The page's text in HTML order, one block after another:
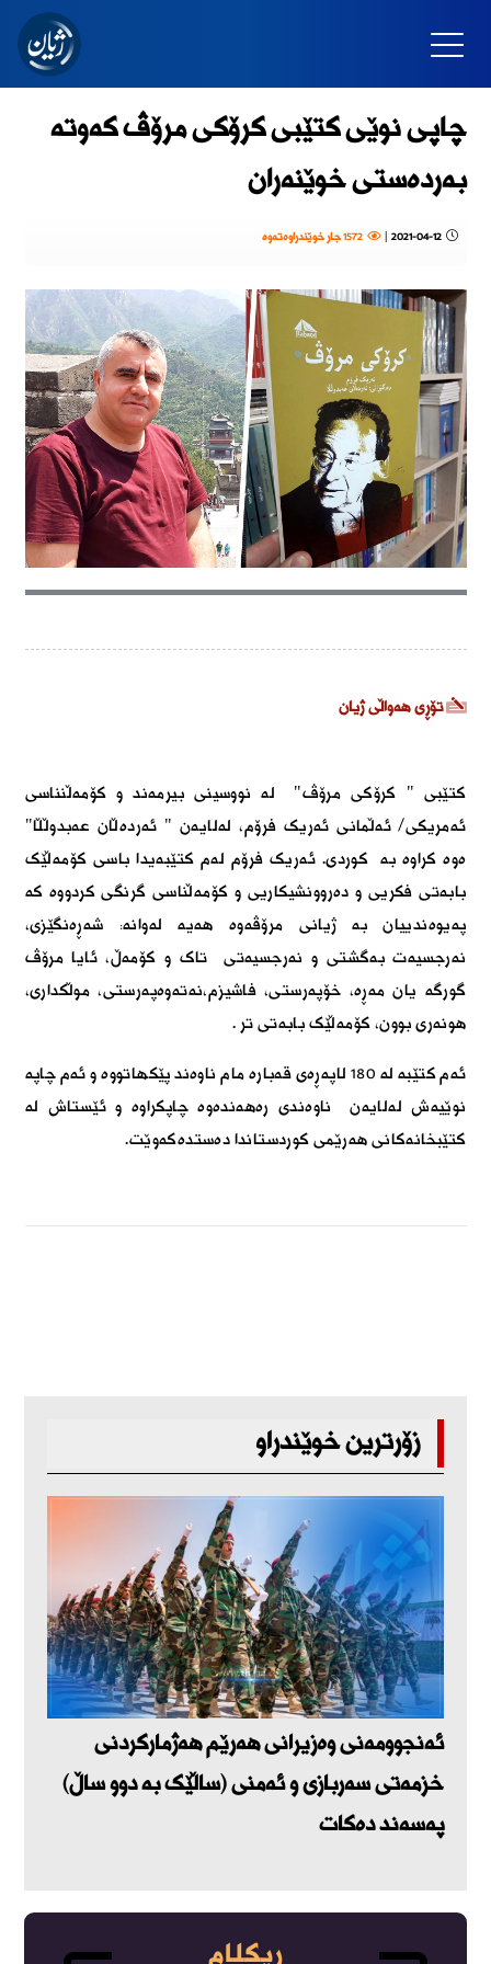
چاپی نوێی کتێبی کرۆکی مرۆڤ کەوتە
بەردەستی خوێنەران
2021-04-12
| 1572 جار خوێندراوەتەوە
تۆڕی هەواڵی ژیان
کتێبی " کرۆکی مرۆڤ" لە نووسینی بیرمەند و کۆمەڵنناسی
ئەمریکی/ ئەڵمانی ئەریک فرۆم، لەلایەن " ئەردەڵان عەبدوڵڵا"
ەوە کراوە بە کوردی. ئەریک فرۆم لەم کتێبەیدا باسی کۆمەڵێک
بابەتی فکریی و دەروونشیکاریی و کۆمەڵناسی گرنگی کردووە کە
پەیوەندییان بە ژیانی مرۆڤەوە هەیە لەوانە: شەڕەنگێزی،
نەرجسیەت بەگشتی و نەرجسیەتی تاک و کۆمەڵ، ئایا مرۆڤ
گورگە یان مەڕە، خۆپەرستی، فاشیزم،نەتەوەپەرستی، موڵکداری،
هونەری بوون، کۆمەڵێک بابەتی تر.
ئەم کتێبە لە 180 لاپەڕەی قەبارە مام ناوەند پێکهاتووە و ئەم چاپە
نوێیەش لەلایەن ناوەندی رەهەندەوە چاپکراوە و ئێستاش لە
کتێبخانەکانی هەرێمی کوردستاندا دەستدەکەوێت.
زۆرترین خوێندراو
ئەنجوومەنی وەزیرانی هەرێم هەژمارکردنی
خزمەتی سەربازی و ئەمنی (ساڵێک بە دوو ساڵ)
پەسەند دەکات